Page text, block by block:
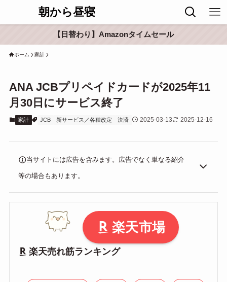
朝から昼寝
【日替わり】Amazonタイムセール
ホーム 家計
ANA JCBプリペイドカードが2025年11
月30日にサービス終了
家計 JCB 新サービス／各種改定 決済 2025-03-13 2025-12-16
当サイトには広告を含みます。広告でなく単なる紹介
等の場合もあります。
楽天市場
楽天売れ筋ランキング